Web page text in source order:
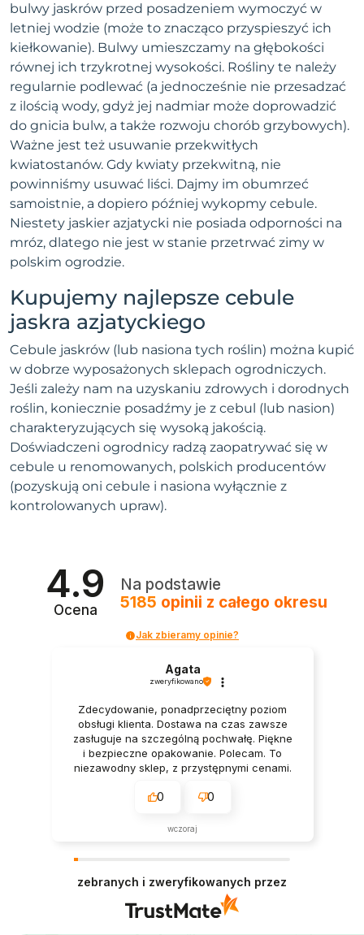
bulwy jaskrów przed posadzeniem wymoczyć w
letniej wodzie (może to znacząco przyspieszyć ich
kiełkowanie). Bulwy umieszczamy na głębokości
równej ich trzykrotnej wysokości. Rośliny te należy
regularnie podlewać (a jednocześnie nie przesadzać
z ilością wody, gdyż jej nadmiar może doprowadzić
do gnicia bulw, a także rozwoju chorób grzybowych).
Ważne jest też usuwanie przekwitłych
kwiatostanów. Gdy kwiaty przekwitną, nie
powinniśmy usuwać liści. Dajmy im obumrzeć
samoistnie, a dopiero później wykopmy cebule.
Niestety jaskier azjatycki nie posiada odporności na
mróz, dlatego nie jest w stanie przetrwać zimy w
polskim ogrodzie.
Kupujemy najlepsze cebule
jaskra azjatyckiego
Cebule jaskrów (lub nasiona tych roślin) można kupić
w dobrze wyposażonych sklepach ogrodniczych.
Jeśli zależy nam na uzyskaniu zdrowych i dorodnych
roślin, koniecznie posadźmy je z cebul (lub nasion)
charakteryzujących się wysoką jakością.
Doświadczeni ogrodnicy radzą zaopatrywać się w
cebule u renomowanych, polskich producentów
(pozyskują oni cebule i nasiona wyłącznie z
kontrolowanych upraw).
4.9
Ocena
Na podstawie
5185 opinii z całego okresu
Jak zbieramy opinie?
Agata
zweryfikowano
Zdecydowanie, ponadprzeciętny poziom
obsługi klienta. Dostawa na czas zawsze
zasługuje na szczególną pochwałę. Piękne
i bezpieczne opakowanie. Polecam. To
niezawodny sklep, z przystępnymi cenami.
0 0
wczoraj
zebranych i zweryfikowanych przez